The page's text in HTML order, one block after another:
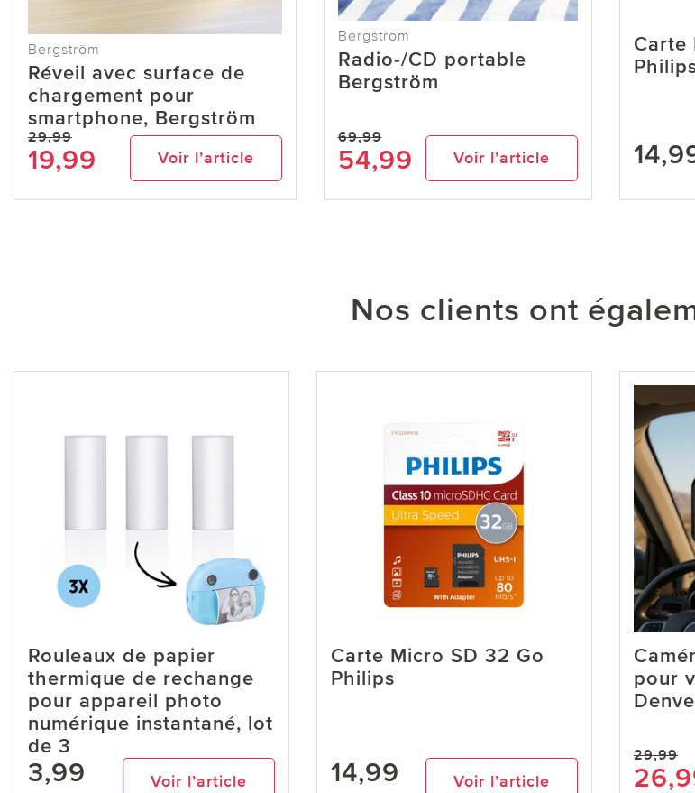
Bergström
Réveil avec surface de
chargement pour
smartphone, Bergström
29,99
19,99 Voir l’article
Bergström
Radio-/CD portable
Bergström
69,99
54,99 Voir l’article
Carte
Nos clients ont
Rouleaux de papier
thermique de rechange
pour appareil photo
numérique instantané, lot
de 3
3,99 Voir l’article
Carte Micro SD 32 Go
Philips
14,99 Voir l’article
pour
29,99